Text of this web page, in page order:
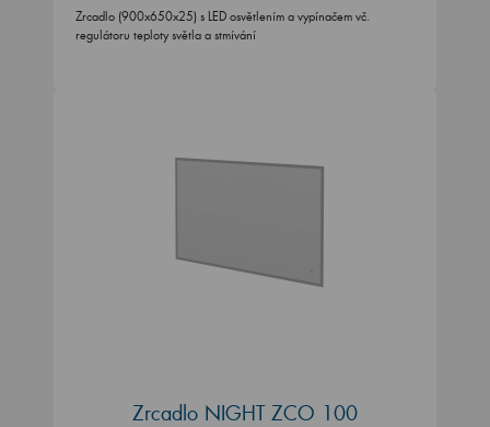
Zrcadlo (900x650x25) s LED osvětlením a vypínačem vč.
regulátoru teploty světla a stmívání
Zrcadlo NIGHT ZCO 100